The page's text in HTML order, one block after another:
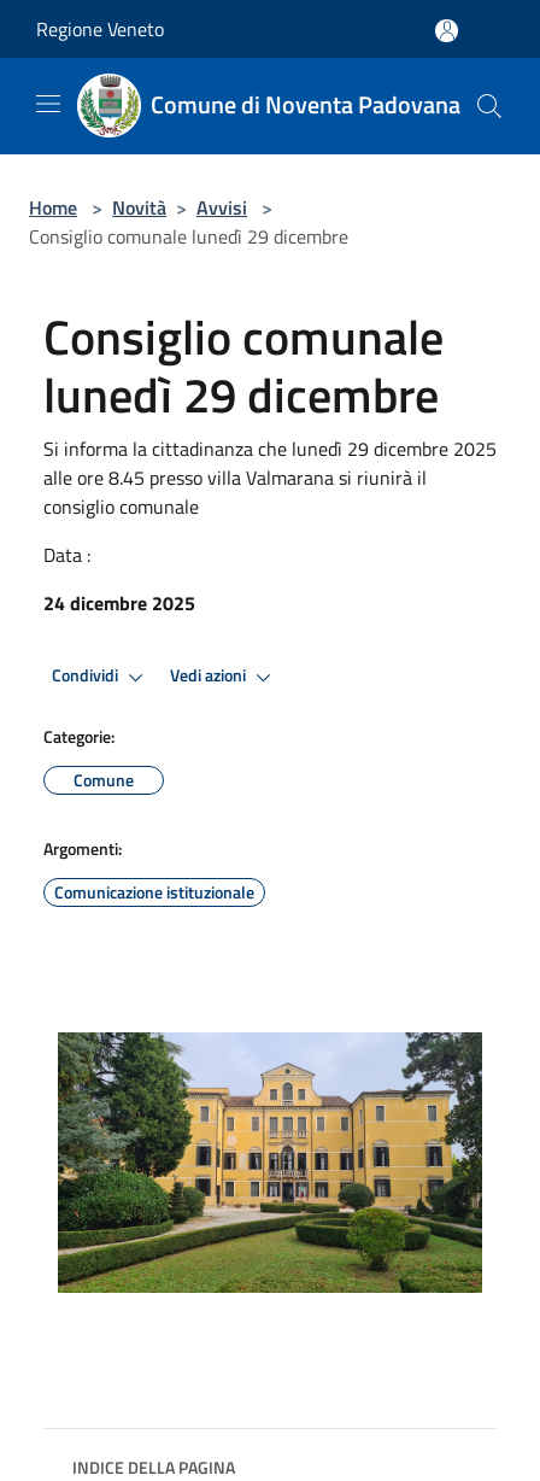
Regione Veneto
Comune di Noventa Padovana
Home > Novità > Avvisi >
Consiglio comunale lunedì 29 dicembre
Consiglio comunale
lunedì 29 dicembre
Si informa la cittadinanza che lunedì 29 dicembre 2025
alle ore 8.45 presso villa Valmarana si riunirà il
consiglio comunale
Data :
24 dicembre 2025
Condividi Vedi azioni
Categorie:
Comune
Argomenti:
Comunicazione istituzionale
INDICE DELLA PAGINA